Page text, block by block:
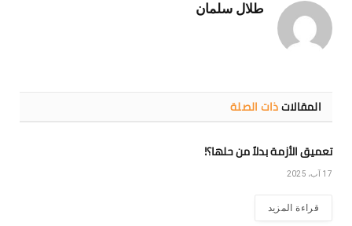
طلال سلمان
المقالاتذات الصلة
تعميق الأزمة بدلاً من حلها؟!
17 آب، 2025
قراءة المزيد